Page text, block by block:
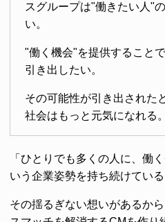
スグループは"働きたい人"
い。
"働く機会"を提供すること
引き出したい。
その可能性が引き出された
社会はもっと元気になれる。
「ひとりでも多くの人に、働
いう企業姿勢を持ち続けてい
その揺るぎない想いがあるか